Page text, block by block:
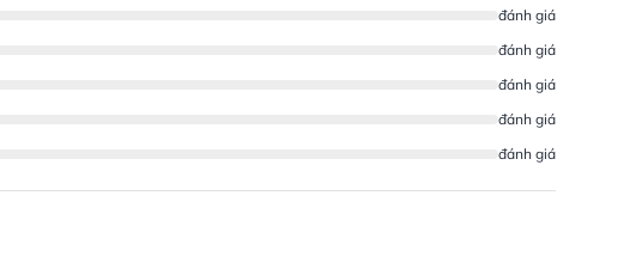
đánh giá
đánh giá
đánh giá
đánh giá
đánh giá